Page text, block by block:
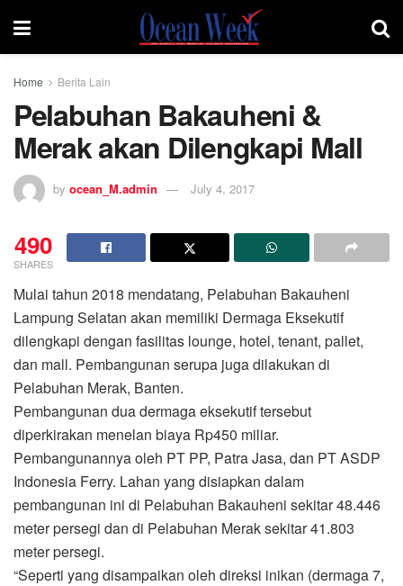
Home Berita Lain
Pelabuhan Bakauheni &
Merak akan Dilengkapi Mall
by ocean_M.admin July 4, 2017
490
SHARES
Mulai tahun 2018 mendatang, Pelabuhan Bakauheni
Lampung Selatan akan memiliki Dermaga Eksekutif
dilengkapi dengan fasilitas lounge, hotel, tenant, pallet,
dan mall. Pembangunan serupa juga dilakukan di
Pelabuhan Merak, Banten.
Pembangunan dua dermaga eksekutif tersebut
diperkirakan menelan biaya Rp450 miliar.
Pembangunannya oleh PT PP, Patra Jasa, dan PT ASDP
Indonesia Ferry. Lahan yang disiapkan dalam
pembangunan ini di Pelabuhan Bakauheni sekitar 48.446
meter persegi dan di Pelabuhan Merak sekitar 41.803
meter persegi.
“Seperti yang disampaikan oleh direksi inikan (dermaga 7,